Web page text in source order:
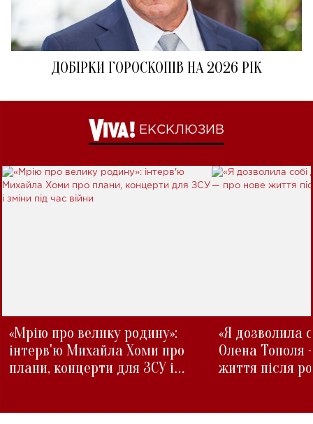
ДОБІРКИ ГОРОСКОПІВ НА 2026 РІК
ЕКСКЛЮЗИВ
«Мрію про велику родину»:
інтерв'ю Михайла Хоми про
плани, концерти для ЗСУ і
«Я дозволила
Олена Тополя
життя після